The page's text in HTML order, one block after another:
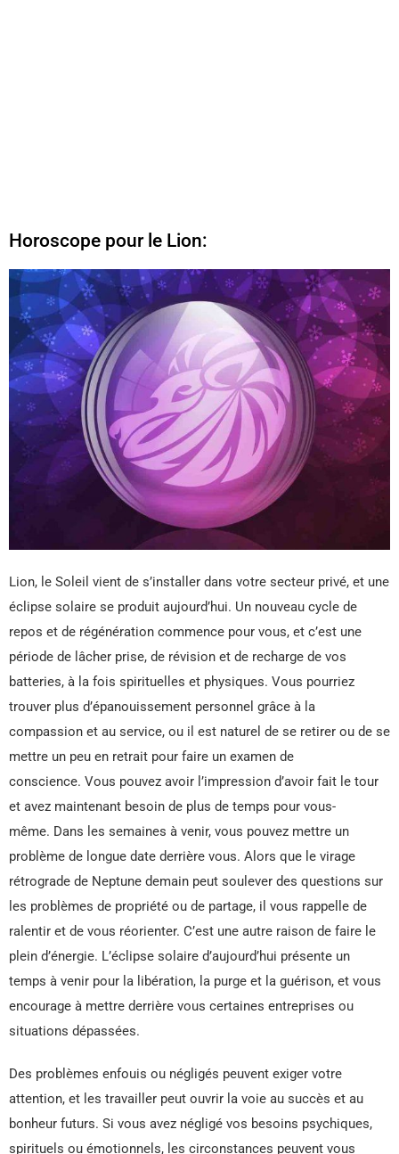
Horoscope pour le Lion:
Lion, le Soleil vient de s’installer dans votre secteur privé, et une
éclipse solaire se produit aujourd’hui. Un nouveau cycle de
repos et de régénération commence pour vous, et c’est une
période de lâcher prise, de révision et de recharge de vos
batteries, à la fois spirituelles et physiques. Vous pourriez
trouver plus d’épanouissement personnel grâce à la
compassion et au service, ou il est naturel de se retirer ou de se
mettre un peu en retrait pour faire un examen de
conscience. Vous pouvez avoir l’impression d’avoir fait le tour
et avez maintenant besoin de plus de temps pour vous-
même. Dans les semaines à venir, vous pouvez mettre un
problème de longue date derrière vous. Alors que le virage
rétrograde de Neptune demain peut soulever des questions sur
les problèmes de propriété ou de partage, il vous rappelle de
ralentir et de vous réorienter. C’est une autre raison de faire le
plein d’énergie. L’éclipse solaire d’aujourd’hui présente un
temps à venir pour la libération, la purge et la guérison, et vous
encourage à mettre derrière vous certaines entreprises ou
situations dépassées.
Des problèmes enfouis ou négligés peuvent exiger votre
attention, et les travailler peut ouvrir la voie au succès et au
bonheur futurs. Si vous avez négligé vos besoins psychiques,
spirituels ou émotionnels, les circonstances peuvent vous